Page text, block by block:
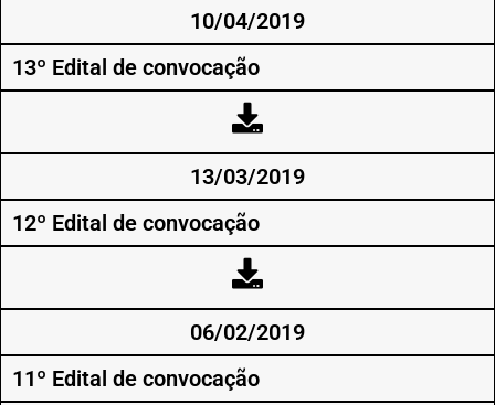
10/04/2019
13º Edital de convocação
13/03/2019
12º Edital de convocação
06/02/2019
11º Edital de convocação